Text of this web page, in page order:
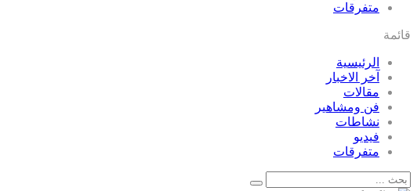
متفرقات
قائمة
الرئيسية
آخر الاخبار
مقالات
فن ومشاهير
نشاطات
فيديو
متفرقات